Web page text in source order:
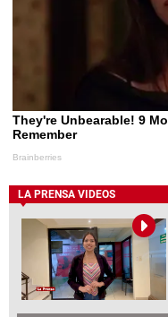
LA PRENSA VIDEOS